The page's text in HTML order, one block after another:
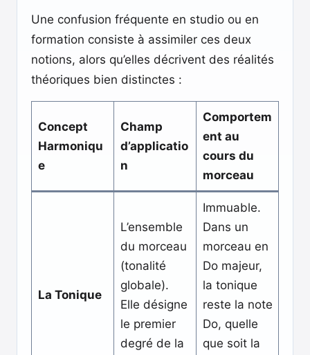
Une confusion fréquente en studio ou en
formation consiste à assimiler ces deux
notions, alors qu’elles décrivent des réalités
théoriques bien distinctes :
Concept
Harmoniqu
e
Champ
d’applicatio
n
Comportem
ent au
cours du
morceau
La Tonique
L’ensemble
du morceau
(tonalité
globale).
Elle désigne
le premier
degré de la
Immuable.
Dans un
morceau en
Do majeur,
la tonique
reste la note
Do, quelle
que soit la